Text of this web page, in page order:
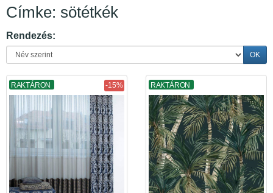
Címke: sötétkék
Rendezés:
OK
RAKTÁRON -15% RAKTÁRON